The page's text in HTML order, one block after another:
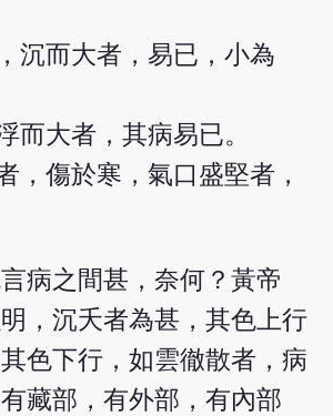
沉而大者，易已，小為
而大者，其病易已。
，傷於寒，氣口盛堅者，
病之間甚，奈何？黃帝
，沉夭者為甚，其色上行
色下行，如雲徹散者，病
藏部，有外部，有內部